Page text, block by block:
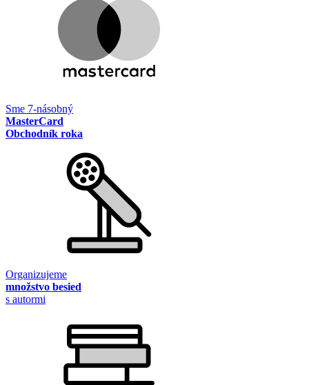
Sme 7-násobný
MasterCard
Obchodník roka
Organizujeme
množstvo besied
s autormi